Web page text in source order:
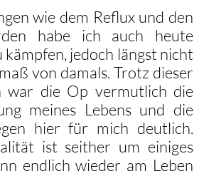
wie dem Reflux und den
habe ich auch heute
kämpfen, jedoch längst nicht
von damals. Trotz dieser
war die Op vermutlich die
meines Lebens und die
hier für mich deutlich.
ist seither um einiges
endlich wieder am Leben